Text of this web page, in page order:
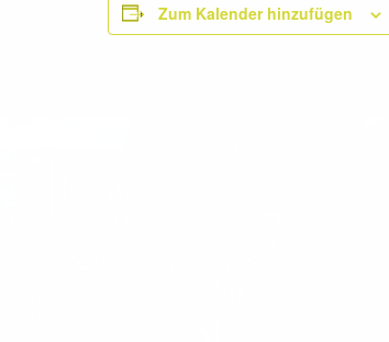
Zum Kalender hinzufügen